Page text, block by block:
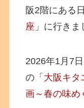
阪2階にある
座 」に行きま
2026年1月7
の「 大阪キタ
画～春の味め